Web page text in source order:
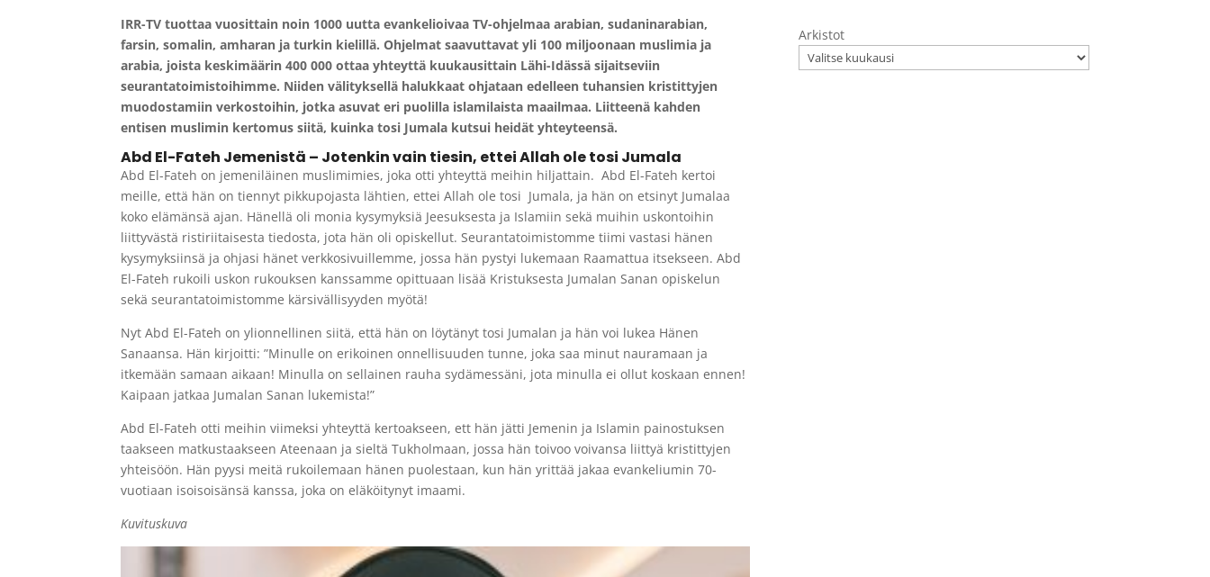
IRR-TV tuottaa vuosittain noin 1000 uutta evankelioivaa TV-ohjelmaa arabian, sudaninarabian,
farsin, somalin, amharan ja turkin kielillä. Ohjelmat saavuttavat yli 100 miljoonaan muslimia ja
arabia, joista keskimäärin 400 000 ottaa yhteyttä kuukausittain Lähi-Idässä sijaitseviin
seurantatoimistoihimme. Niiden välityksellä halukkaat ohjataan edelleen tuhansien kristittyjen
muodostamiin verkostoihin, jotka asuvat eri puolilla islamilaista maailmaa. Liitteenä kahden
entisen muslimin kertomus siitä, kuinka tosi Jumala kutsui heidät yhteyteensä.
Abd El-Fateh Jemenistä – Jotenkin vain tiesin, ettei Allah ole tosi Jumala
Abd El-Fateh on jemeniläinen muslimimies, joka otti yhteyttä meihin hiljattain. Abd El-Fateh kertoi
meille, että hän on tiennyt pikkupojasta lähtien, ettei Allah ole tosi Jumala, ja hän on etsinyt Jumalaa
koko elämänsä ajan. Hänellä oli monia kysymyksiä Jeesuksesta ja Islamiin sekä muihin uskontoihin
liittyvästä ristiriitaisesta tiedosta, jota hän oli opiskellut. Seurantatoimistomme tiimi vastasi hänen
kysymyksiinsä ja ohjasi hänet verkkosivuillemme, jossa hän pystyi lukemaan Raamattua itsekseen. Abd
El-Fateh rukoili uskon rukouksen kanssamme opittuaan lisää Kristuksesta Jumalan Sanan opiskelun
sekä seurantatoimistomme kärsivällisyyden myötä!
Nyt Abd El-Fateh on ylionnellinen siitä, että hän on löytänyt tosi Jumalan ja hän voi lukea Hänen
Sanaansa. Hän kirjoitti: ”Minulle on erikoinen onnellisuuden tunne, joka saa minut nauramaan ja
itkemään samaan aikaan! Minulla on sellainen rauha sydämessäni, jota minulla ei ollut koskaan ennen!
Kaipaan jatkaa Jumalan Sanan lukemista!”
Abd El-Fateh otti meihin viimeksi yhteyttä kertoakseen, ett hän jätti Jemenin ja Islamin painostuksen
taakseen matkustaakseen Ateenaan ja sieltä Tukholmaan, jossa hän toivoo voivansa liittyä kristittyjen
yhteisöön. Hän pyysi meitä rukoilemaan hänen puolestaan, kun hän yrittää jakaa evankeliumin 70-
vuotiaan isoisoisänsä kanssa, joka on eläköitynyt imaami.
Kuvituskuva
Arkistot